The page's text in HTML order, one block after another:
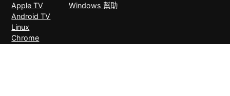
Apple TV
Android TV
Linux
Chrome
Windows 幫助